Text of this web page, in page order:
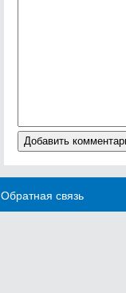
Обратная связь